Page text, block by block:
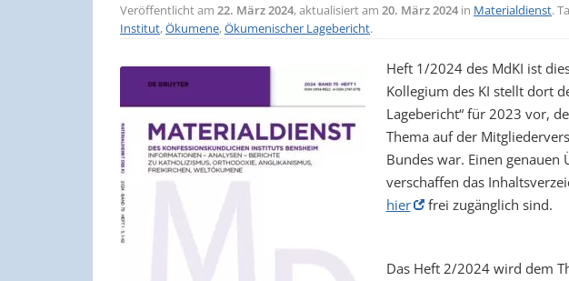
Veröffentlicht am 22. März 2024, aktualisiert am 20. März 2024in Materialdienst.
Institut,Ökumene,Ökumenischer Lagebericht.
Heft 1/2024 des MdKI ist
Kollegium des KI stellt dort
Lagebericht“ für 2023 vor,
Thema auf der
Bundes war. Einen genauen
verschaffen das
hier
frei zugänglich sind.
Das Heft 2/2024 wird dem